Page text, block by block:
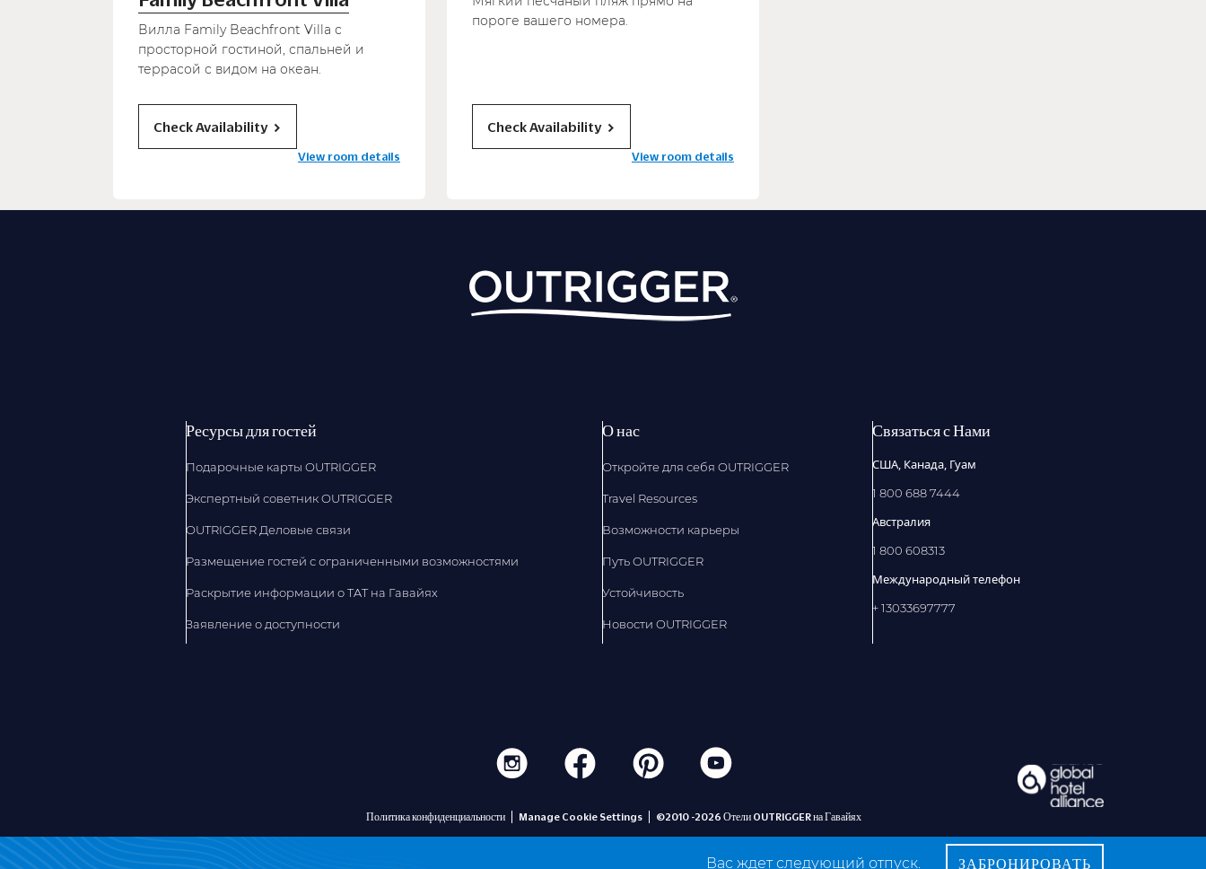
Вилла Family Beachfront Villa с
просторной гостиной, спальней и
террасой с видом на океан.
Check Availability
View room details
пороге вашего номера.
Check Availability
View room details
Вас ждет следующий отпуск. ЗАБРОНИРОВАТЬ
Ресурсы для гостей
Подарочные карты OUTRIGGER
Экспертный советник OUTRIGGER
OUTRIGGER Деловые связи
Размещение гостей с ограниченными возможностями
Раскрытие информации о TAT на Гавайях
Заявление о доступности
О нас
Откройте для себя OUTRIGGER
Travel Resources
Возможности карьеры
Путь OUTRIGGER
Устойчивость
Новости OUTRIGGER
Связаться с Нами
США, Канада, Гуам
1 800 688 7444
Австралия
1 800 608313
Международный телефон
+ 13033697777
Политика конфиденциальности Manage Cookie Settings ©2010 -2026 Отели OUTRIGGER на Гавайях